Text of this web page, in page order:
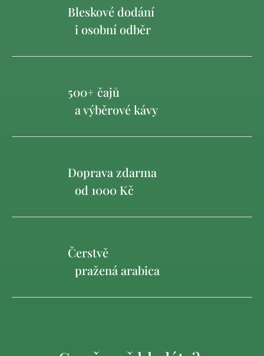
Bleskové dodání
i osobní odběr
500+ čajů
a výběrové kávy
Doprava zdarma
od 1000 Kč
Čerstvě
pražená arabica